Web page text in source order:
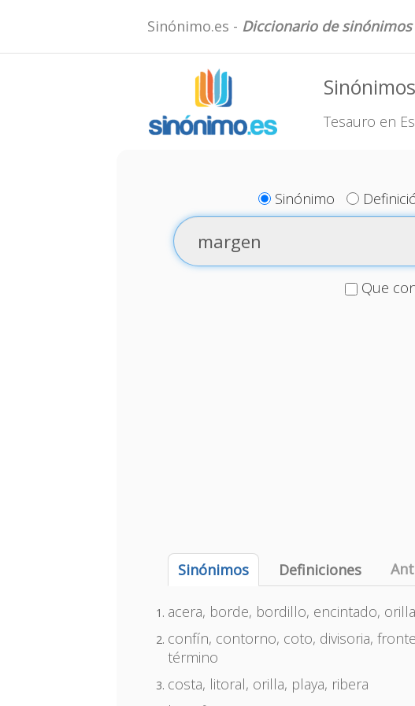
Sinónimo.es - Diccionario de sinónimos
Tesauro en
Sinónimo
Que
Sinónimos Definiciones
acera, borde, bordillo, encintado,
confín, contorno, coto, divisoria,
término
costa, litoral, orilla, playa, ribera